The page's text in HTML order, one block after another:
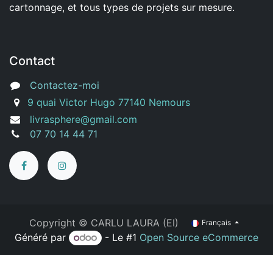
cartonnage, et tous types de projets sur mesure.
Contact
Contactez-moi
9 quai Victor Hugo 77140 Nemours
livrasphere@gmail.com
07 70 14 44 71
Copyright © CARLU LAURA (EI) Français
Généré par - Le #1 Open Source eCommerce